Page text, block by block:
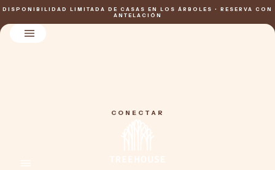
DISPONIBILIDAD LIMITADA DE CASAS EN LOS ÁRBOLES • RESERVA CON
ANTELACIÓN
CONECTAR